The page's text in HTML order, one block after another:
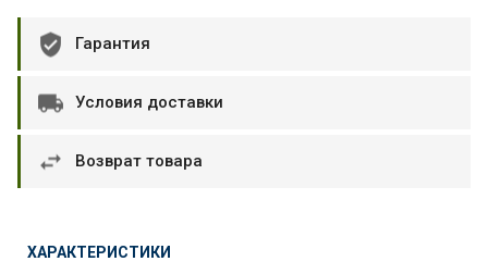
Гарантия
Условия доставки
Возврат товара
ХАРАКТЕРИСТИКИ